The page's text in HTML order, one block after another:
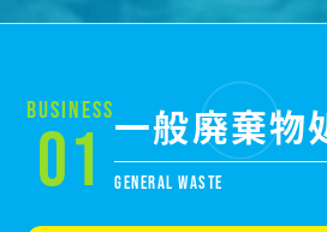
BUSINESS
01 一般廃棄物
GENERAL WASTE